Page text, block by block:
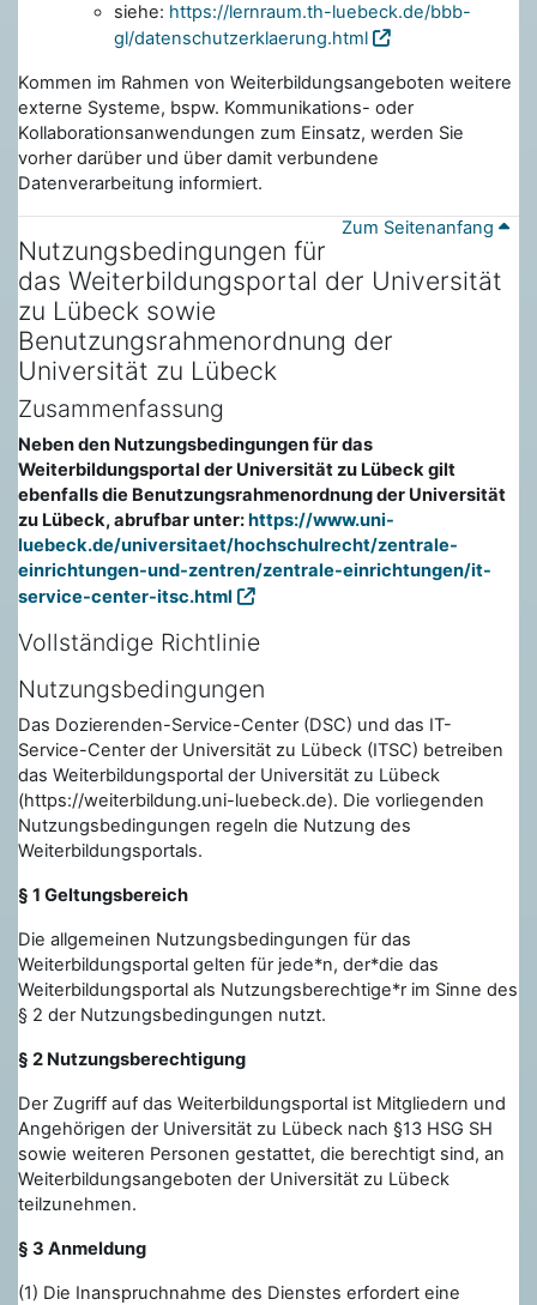
siehe: https://lernraum.th-luebeck.de/bbb-
gl/datenschutzerklaerung.html
Kommen im Rahmen von Weiterbildungsangeboten weitere
externe Systeme, bspw. Kommunikations- oder
Kollaborationsanwendungen zum Einsatz, werden Sie
vorher darüber und über damit verbundene
Datenverarbeitung informiert.
Zum Seitenanfang
Nutzungsbedingungen für
das Weiterbildungsportal der Universität
zu Lübeck sowie
Benutzungsrahmenordnung der
Universität zu Lübeck
Zusammenfassung
Neben den Nutzungsbedingungen für das
Weiterbildungsportal der Universität zu Lübeck gilt
ebenfalls die Benutzungsrahmenordnung der Universität
zu Lübeck, abrufbar unter:https://www.uni-
luebeck.de/universitaet/hochschulrecht/zentrale-
einrichtungen-und-zentren/zentrale-einrichtungen/it-
service-center-itsc.html
Vollständige Richtlinie
Nutzungsbedingungen
Das Dozierenden-Service-Center (DSC) und das IT-
Service-Center der Universität zu Lübeck (ITSC) betreiben
das Weiterbildungsportal der Universität zu Lübeck
(https://weiterbildung.uni-luebeck.de). Die vorliegenden
Nutzungsbedingungen regeln die Nutzung des
Weiterbildungsportals.
§ 1 Geltungsbereich
Die allgemeinen Nutzungsbedingungen für das
Weiterbildungsportal gelten für jede*n, der*die das
Weiterbildungsportal als Nutzungsberechtige*r im Sinne des
§ 2 der Nutzungsbedingungen nutzt.
§ 2 Nutzungsberechtigung
Der Zugriff auf das Weiterbildungsportal ist Mitgliedern und
Angehörigen der Universität zu Lübeck nach §13 HSG SH
sowie weiteren Personen gestattet, die berechtigt sind, an
Weiterbildungsangeboten der Universität zu Lübeck
teilzunehmen.
§ 3 Anmeldung
(1) Die Inanspruchnahme des Dienstes erfordert eine